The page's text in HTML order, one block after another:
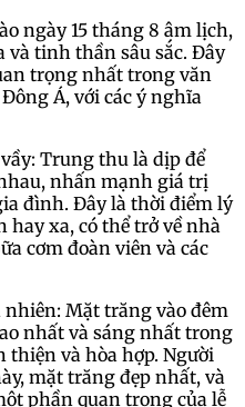
ngày 15 tháng 8 âm lịch,
tinh thần sâu sắc. Đây
trọng nhất trong văn
Á, với các ý nghĩa
Trung thu là dịp để
nhấn mạnh giá trị
đình. Đây là thời điểm lý
hay xa, có thể trở về nhà
cơm đoàn viên và các
Mặt trăng vào đêm
nhất và sáng nhất trong
thiện và hòa hợp. Người
mặt trăng đẹp nhất, và
phần quan trọng của lễ